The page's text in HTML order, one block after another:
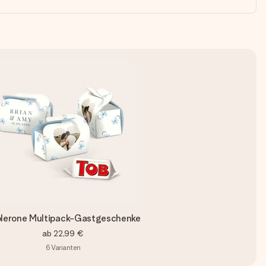
Multipack-Gastgeschenke
ab 22,99 €
6Varianten